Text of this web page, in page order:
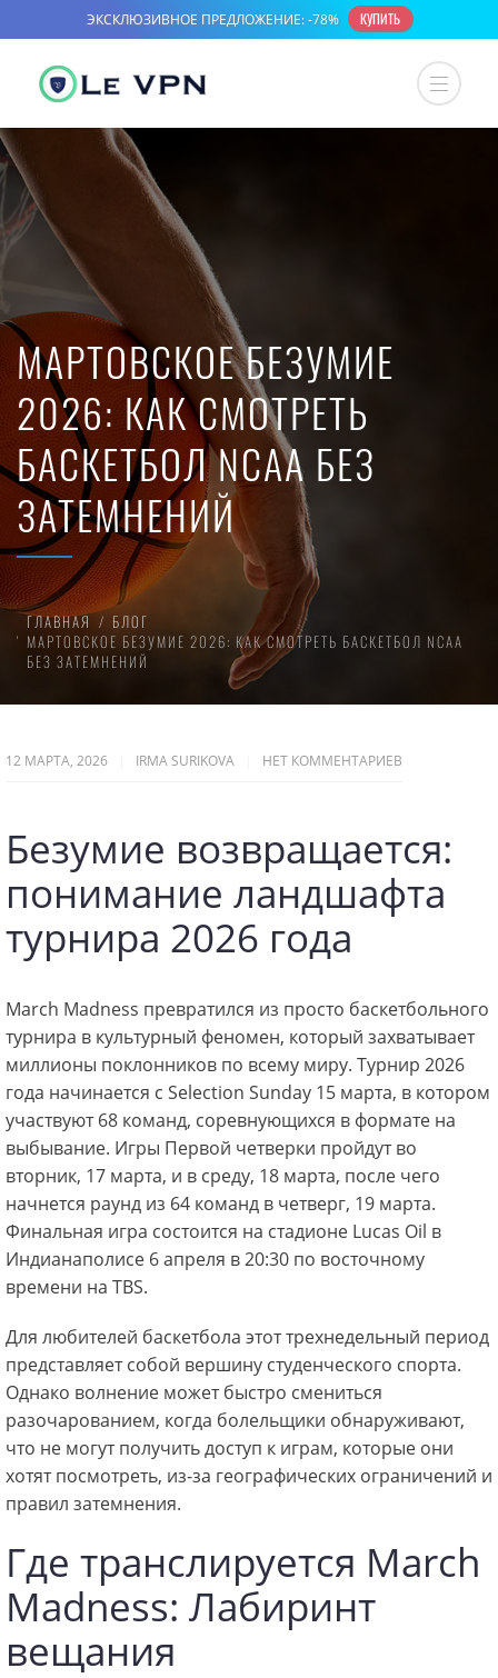
МАРТОВСКОЕ БЕЗУМИЕ
2026: КАК СМОТРЕТЬ
БАСКЕТБОЛ NCAA БЕЗ
ЗАТЕМНЕНИЙ
ГЛАВНАЯ
БЛОГ
МАРТОВСКОЕ БЕЗУМИЕ 2026: КАК СМОТРЕТЬ БАСКЕТБОЛ NCAA
БЕЗ ЗАТЕМНЕНИЙ
12 МАРТА, 2026 IRMA SURIKOVA НЕТ КОММЕНТАРИЕВ
Безумие возвращается:
понимание ландшафта
турнира 2026 года
March Madness превратился из просто баскетбольного
турнира в культурный феномен, который захватывает
миллионы поклонников по всему миру. Турнир 2026
года начинается с Selection Sunday 15 марта, в котором
участвуют 68 команд, соревнующихся в формате на
выбывание. Игры Первой четверки пройдут во
вторник, 17 марта, и в среду, 18 марта, после чего
начнется раунд из 64 команд в четверг, 19 марта.
Финальная игра состоится на стадионе Lucas Oil в
Индианаполисе 6 апреля в 20:30 по восточному
времени на TBS.
Для любителей баскетбола этот трехнедельный период
представляет собой вершину студенческого спорта.
Однако волнение может быстро смениться
разочарованием, когда болельщики обнаруживают,
что не могут получить доступ к играм, которые они
хотят посмотреть, из-за географических ограничений и
правил затемнения.
Где транслируется March
Madness: Лабиринт
вещания